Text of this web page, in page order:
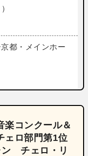
都・メインホー
コンクール＆
ロ部門第1位
チェロ・リ